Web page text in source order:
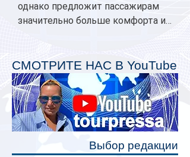
однако предложит пассажирам
значительно больше комфорта и
планируется начать в 2027 году.
Одним из главных нововведений
станут индивидуальные шторки у
каждого спального места. Они
позволят пассажирам закрыть свою
полку во время сна или отдыха,
СМОТРИТЕ НАС В YouTube
Выбор редакции